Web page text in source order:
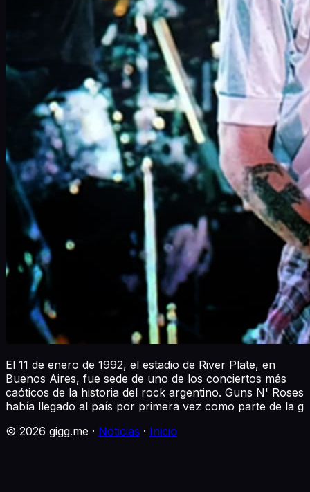
El 11 de enero de 1992, el estadio de River Plate, en
Buenos Aires, fue sede de uno de los conciertos más
caóticos de la historia del rock argentino. Guns N' Roses
había llegado al país por primera vez como parte de la g
© 2026 gigg.me · Noticias · Inicio